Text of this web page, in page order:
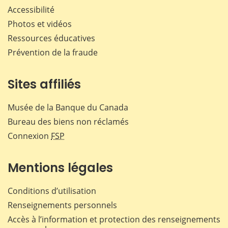
Accessibilité
Photos et vidéos
Ressources éducatives
Prévention de la fraude
Sites affiliés
Musée de la Banque du Canada
Bureau des biens non réclamés
Connexion FSP
Mentions légales
Conditions d’utilisation
Renseignements personnels
Accès à l’information et protection des renseignements